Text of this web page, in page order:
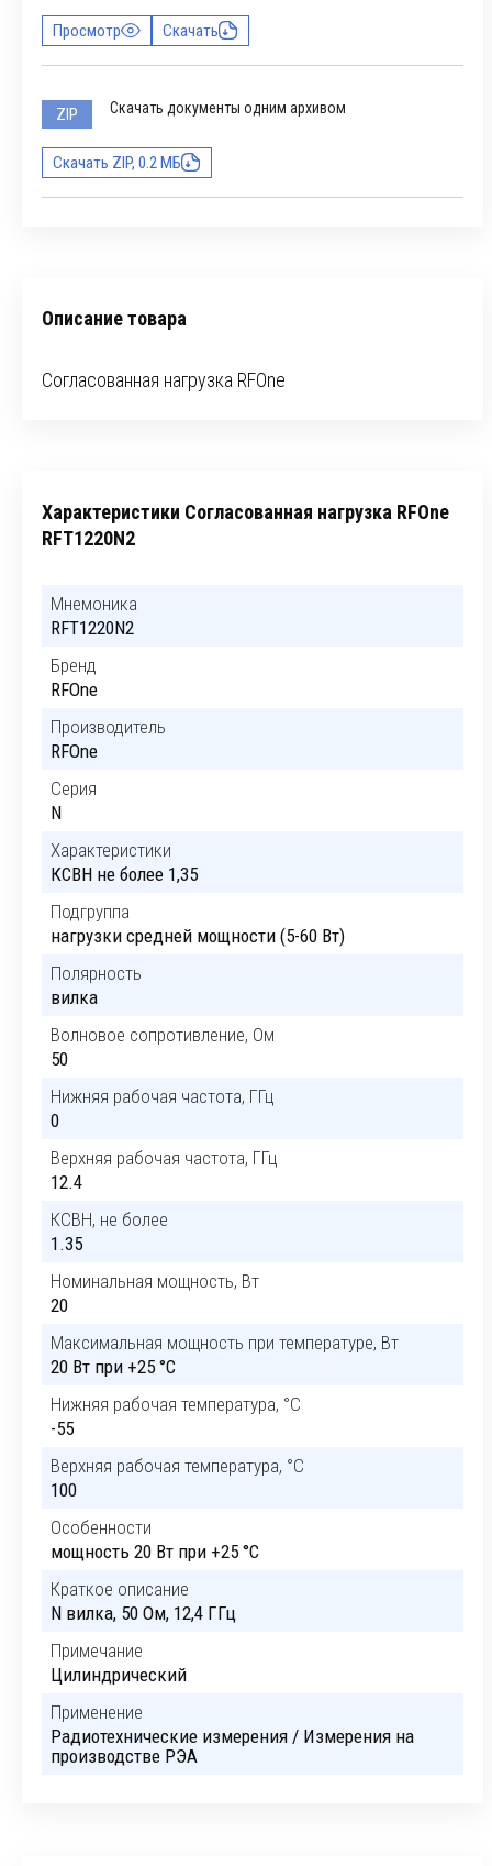
Просмотр Скачать
ZIP Скачать документы одним архивом
Скачать ZIP, 0.2 МБ
Описание товара
Согласованная нагрузка RFOne
Характеристики Согласованная нагрузка RFOne
RFT1220N2
Мнемоника
RFT1220N2
Бренд
RFOne
Производитель
RFOne
Серия
N
Характеристики
КСВН не более 1,35
Подгруппа
нагрузки средней мощности (5-60 Вт)
Полярность
вилка
Волновое сопротивление, Ом
50
Нижняя рабочая частота, ГГц
0
Верхняя рабочая частота, ГГц
12.4
КСВН, не более
1.35
Номинальная мощность, Вт
20
Максимальная мощность при температуре, Вт
20 Вт при +25 °C
Нижняя рабочая температура, °C
-55
Верхняя рабочая температура, °C
100
Особенности
мощность 20 Вт при +25 °C
Краткое описание
N вилка, 50 Ом, 12,4 ГГц
Примечание
Цилиндрический
Применение
Радиотехнические измерения / Измерения на
производстве РЭА